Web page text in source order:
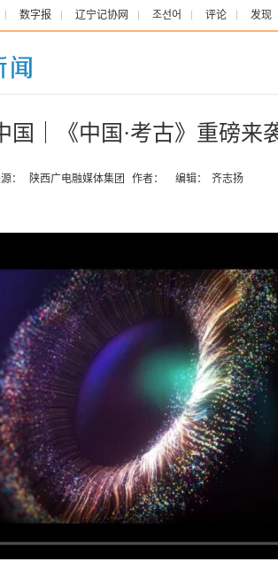
数字报 辽宁记协网 조선어 评论 发现
国｜《中国·考古》重磅来
： 陕西广电融媒体集团 作者： 编辑： 齐志扬